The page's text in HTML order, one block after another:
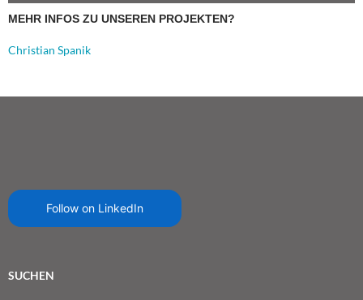
MEHR INFOS ZU UNSEREN PROJEKTEN?
Christian Spanik
Follow on LinkedIn
SUCHEN